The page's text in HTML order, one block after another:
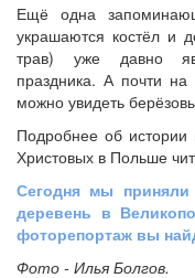
Ещё одна
украшаются костёл и
трав) уже давно
праздника. А почти
можно увидеть
Подробнее об
Христовых в Польше
Сегодня мы
деревень в
фоторепортаж вы
Фото - Илья Болгов.